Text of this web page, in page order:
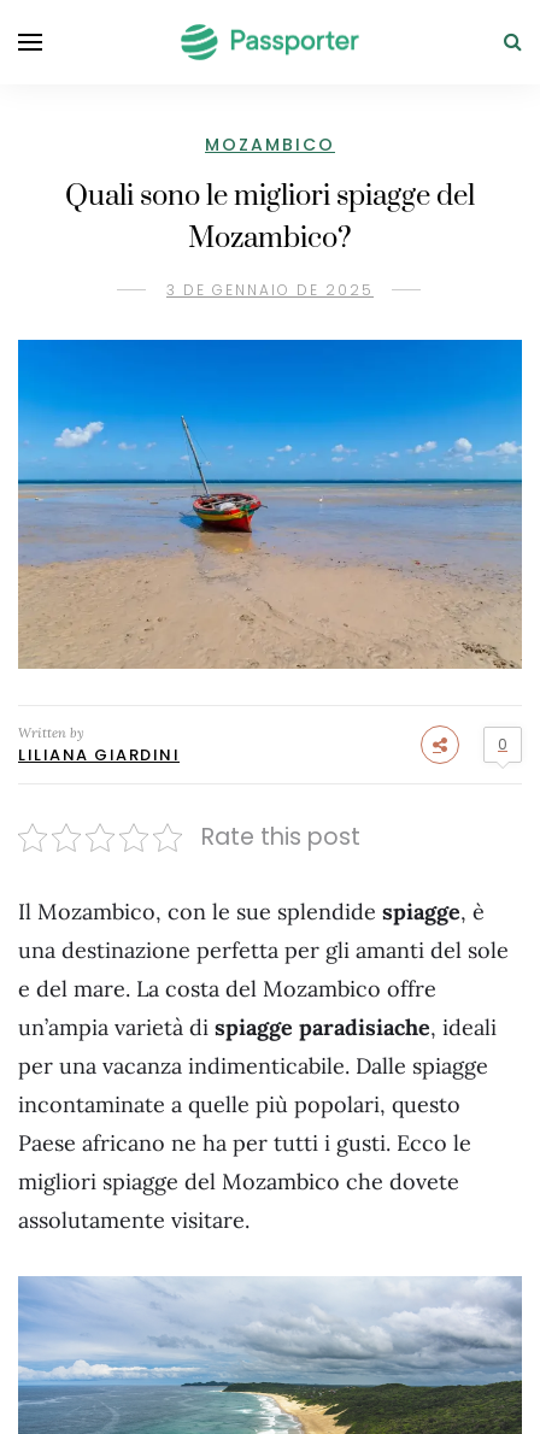
MOZAMBICO
Quali sono le migliori spiagge del
Mozambico?
3 DE GENNAIO DE 2025
Written by
LILIANA GIARDINI 0
Rate this post
Il Mozambico, con le sue splendide spiagge, è
una destinazione perfetta per gli amanti del sole
e del mare. La costa del Mozambico offre
un’ampia varietà di spiagge paradisiache, ideali
per una vacanza indimenticabile. Dalle spiagge
incontaminate a quelle più popolari, questo
Paese africano ne ha per tutti i gusti. Ecco le
migliori spiagge del Mozambico che dovete
assolutamente visitare.